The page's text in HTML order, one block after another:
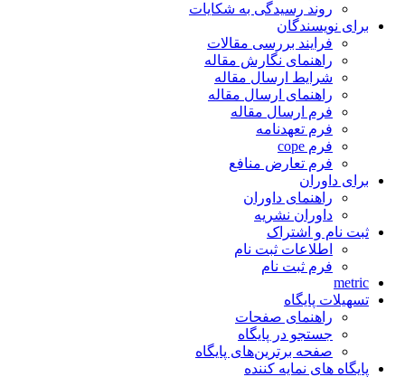
روند رسیدگی به شکایات
برای نویسندگان
فرایند بررسی مقالات
راهنمای نگارش مقاله
شرایط ارسال مقاله
راهنمای ارسال مقاله
فرم ارسال مقاله
فرم تعهدنامه
فرم cope
فرم تعارض منافع
برای داوران
راهنمای داوران
داوران نشریه
ثبت نام و اشتراک
اطلاعات ثبت نام
فرم ثبت نام
metric
تسهیلات پایگاه
راهنمای صفحات
جستجو در پایگاه
صفحه برترین‌های پایگاه
پایگاه های نمایه کننده